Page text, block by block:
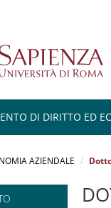
DI DIRITTO ED
AZIENDALE